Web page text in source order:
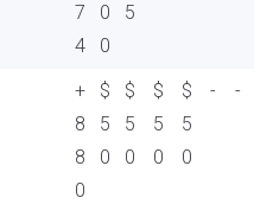
7
4
0
0
5
+
8
8
0
$
5
0
$
5
0
$
5
0
$
5
0
- -